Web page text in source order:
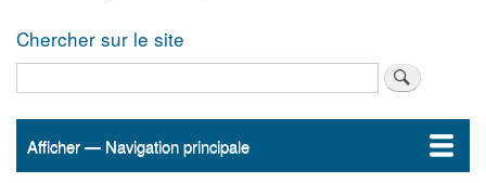
Chercher sur le site
Navigation
Afficher — Navigation principale